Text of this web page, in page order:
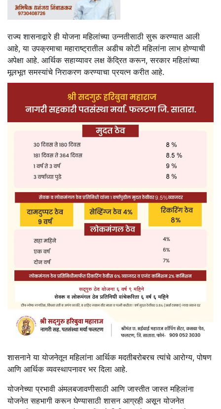
राज्य शासनाद्वारे ही योजना महिलांच्या उन्नतीसाठी सुरू करण्यात आली
आहे, या उपक्रमाचा महाराष्ट्रातील अडीच कोटी महिलांना लाभ होण्याची
अपेक्षा आहे. आर्थिक सहाय्यावर लक्ष केंद्रित करून, सरकार महिलांच्या
मूलभूत समस्यांचे निराकरण करण्याचा प्रयत्न करीत आहे.
शासनाने या योजनेतून महिलांना आर्थिक मदतीबरोबरच त्यांचे आरोग्य, पोषण
आणि आर्थिक व्यवस्थापनावर भर दिला आहे.
योजनेच्या प्रभावी अंमलबजावणीसाठी आणि जास्तीत जास्त महिलांना
योजनेत सहभागी करून घेण्यासाठी शासन आग्रही असून योजनेत